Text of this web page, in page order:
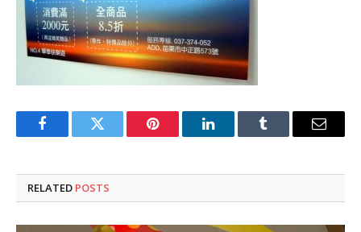
FacebookTwitter Pinterest LinkedInTumblr Email
RELATED POSTS